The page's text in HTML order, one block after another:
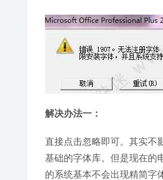
解决办法一：
直接点击忽略即可。其实不
基础的字体库。但是现在的
的系统基本不会出现精简字